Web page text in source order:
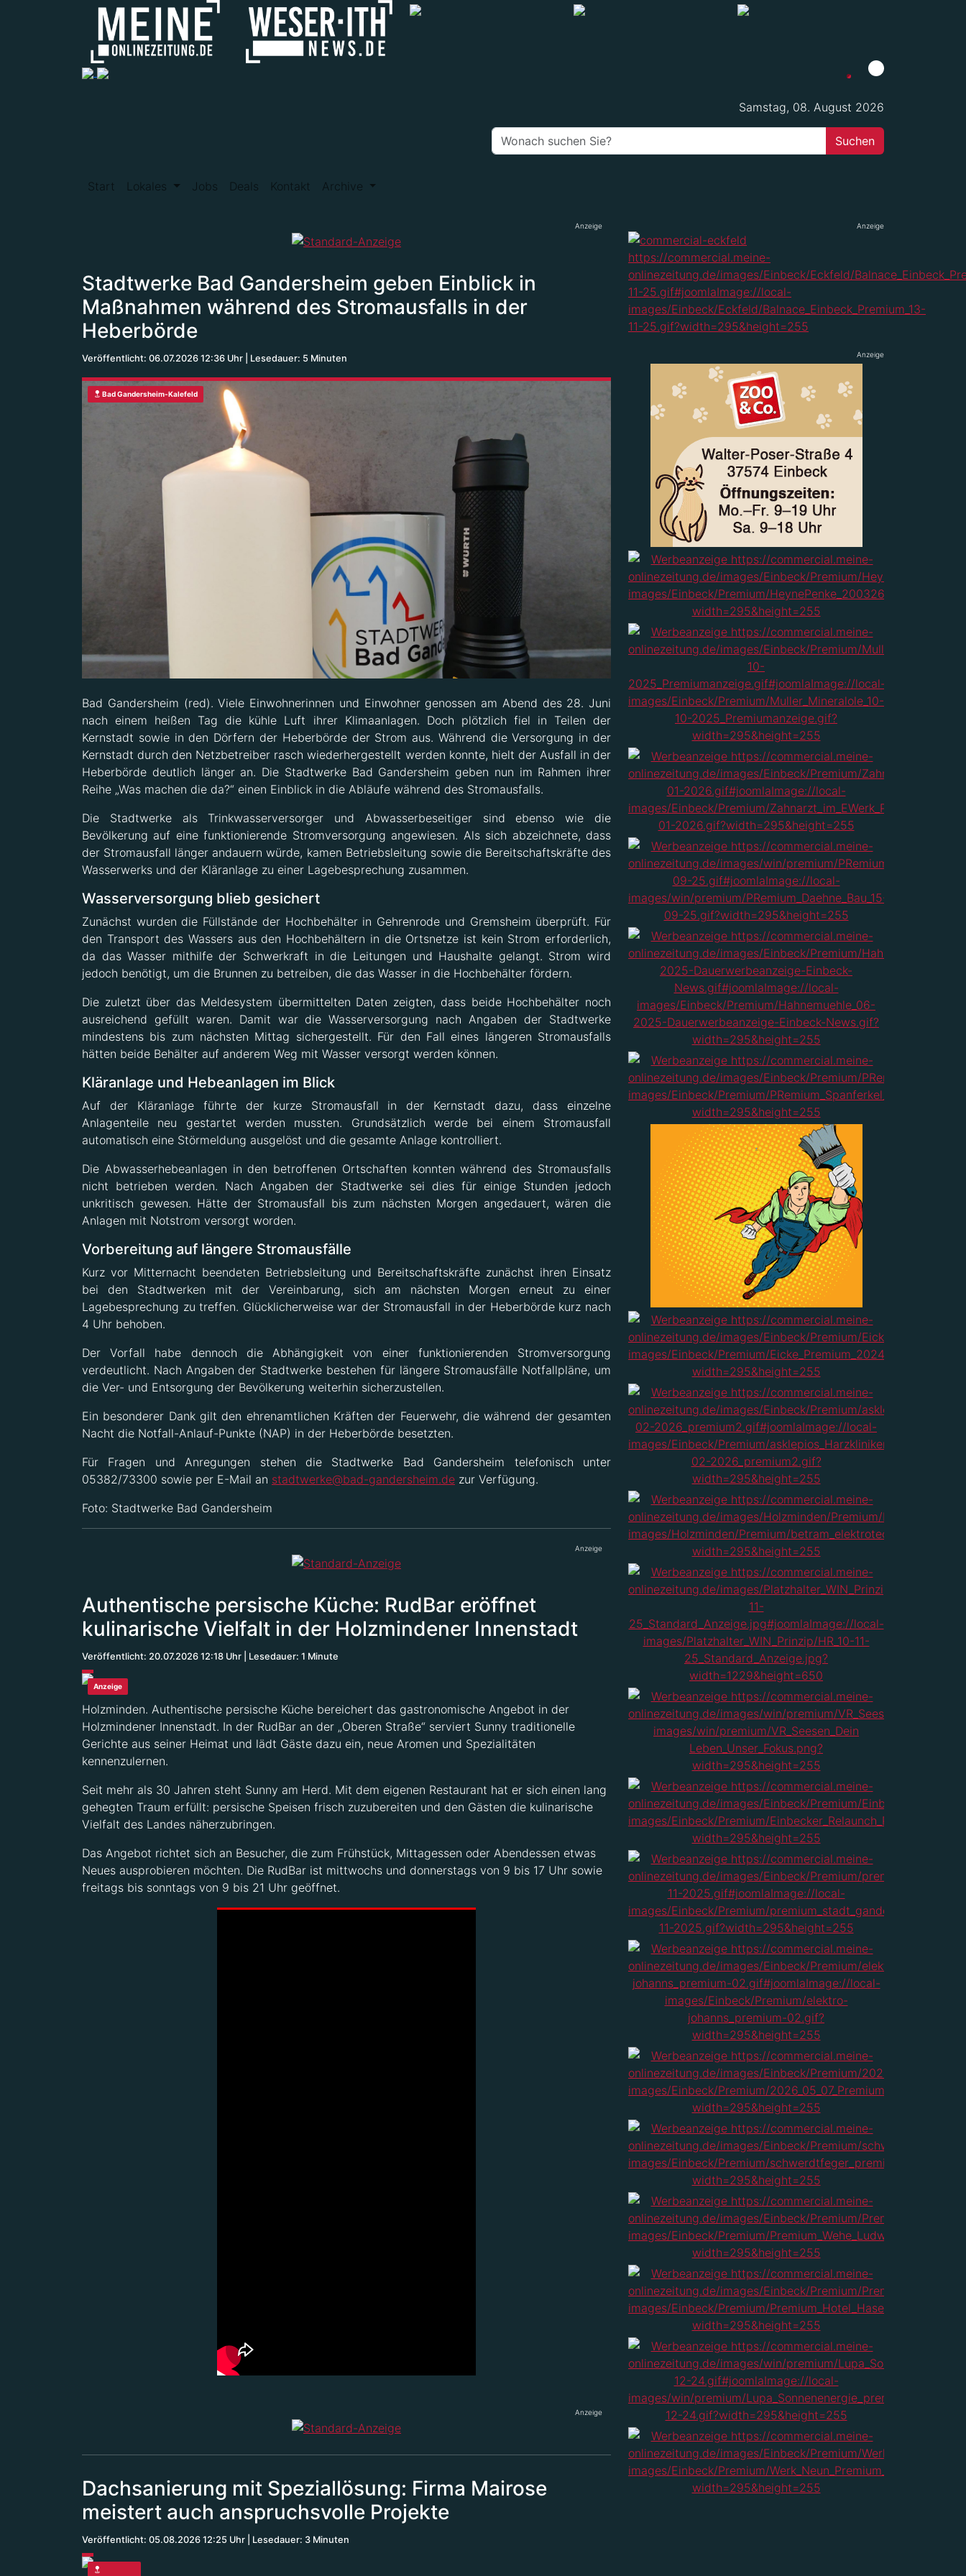
Samstag, 08. August 2026
Start Lokales Jobs Deals Kontakt Archive
Anzeige
Stadtwerke Bad Gandersheim geben Einblick in
Maßnahmen während des Stromausfalls in der
Heberbörde
Veröffentlicht: 06.07.2026 12:36 Uhr Lesedauer: 5 Minuten
Bad Gandersheim-Kalefeld
Bad Gandersheim (red). Viele Einwohnerinnen und Einwohner genossen am Abend des 28. Juni
nach einem heißen Tag die kühle Luft ihrer Klimaanlagen. Doch plötzlich fiel in Teilen der
Kernstadt sowie in den Dörfern der Heberbörde der Strom aus. Während die Versorgung in der
Kernstadt durch den Netzbetreiber rasch wiederhergestellt werden konnte, hielt der Ausfall in der
Heberbörde deutlich länger an. Die Stadtwerke Bad Gandersheim geben nun im Rahmen ihrer
Reihe „Was machen die da?“ einen Einblick in die Abläufe während des Stromausfalls.
Die Stadtwerke als Trinkwasserversorger und Abwasserbeseitiger sind ebenso wie die
Bevölkerung auf eine funktionierende Stromversorgung angewiesen. Als sich abzeichnete, dass
der Stromausfall länger andauern würde, kamen Betriebsleitung sowie die Bereitschaftskräfte des
Wasserwerks und der Kläranlage zu einer Lagebesprechung zusammen.
Wasserversorgung blieb gesichert
Zunächst wurden die Füllstände der Hochbehälter in Gehrenrode und Gremsheim überprüft. Für
den Transport des Wassers aus den Hochbehältern in die Ortsnetze ist kein Strom erforderlich,
da das Wasser mithilfe der Schwerkraft in die Leitungen und Haushalte gelangt. Strom wird
jedoch benötigt, um die Brunnen zu betreiben, die das Wasser in die Hochbehälter fördern.
Die zuletzt über das Meldesystem übermittelten Daten zeigten, dass beide Hochbehälter noch
ausreichend gefüllt waren. Damit war die Wasserversorgung nach Angaben der Stadtwerke
mindestens bis zum nächsten Mittag sichergestellt. Für den Fall eines längeren Stromausfalls
hätten beide Behälter auf anderem Weg mit Wasser versorgt werden können.
Kläranlage und Hebeanlagen im Blick
Auf der Kläranlage führte der kurze Stromausfall in der Kernstadt dazu, dass einzelne
Anlagenteile neu gestartet werden mussten. Grundsätzlich werde bei einem Stromausfall
automatisch eine Störmeldung ausgelöst und die gesamte Anlage kontrolliert.
Die Abwasserhebeanlagen in den betroffenen Ortschaften konnten während des Stromausfalls
nicht betrieben werden. Nach Angaben der Stadtwerke sei dies für einige Stunden jedoch
unkritisch gewesen. Hätte der Stromausfall bis zum nächsten Morgen angedauert, wären die
Anlagen mit Notstrom versorgt worden.
Vorbereitung auf längere Stromausfälle
Kurz vor Mitternacht beendeten Betriebsleitung und Bereitschaftskräfte zunächst ihren Einsatz
bei den Stadtwerken mit der Vereinbarung, sich am nächsten Morgen erneut zu einer
Lagebesprechung zu treffen. Glücklicherweise war der Stromausfall in der Heberbörde kurz nach
4 Uhr behoben.
Der Vorfall habe dennoch die Abhängigkeit von einer funktionierenden Stromversorgung
verdeutlicht. Nach Angaben der Stadtwerke bestehen für längere Stromausfälle Notfallpläne, um
die Ver- und Entsorgung der Bevölkerung weiterhin sicherzustellen.
Ein besonderer Dank gilt den ehrenamtlichen Kräften der Feuerwehr, die während der gesamten
Nacht die Notfall-Anlauf-Punkte (NAP) in der Heberbörde besetzten.
Für Fragen und Anregungen stehen die Stadtwerke Bad Gandersheim telefonisch unter
05382/73300 sowie per E-Mail an stadtwerke@bad-gandersheim.de zur Verfügung.
Foto: Stadtwerke Bad Gandersheim
Anzeige
Authentische persische Küche: RudBar eröffnet
kulinarische Vielfalt in der Holzmindener Innenstadt
Veröffentlicht: 20.07.2026 12:18 Uhr Lesedauer: 1 Minute
Anzeige
Holzminden. Authentische persische Küche bereichert das gastronomische Angebot in der
Holzmindener Innenstadt. In der RudBar an der „Oberen Straße“ serviert Sunny traditionelle
Gerichte aus seiner Heimat und lädt Gäste dazu ein, neue Aromen und Spezialitäten
kennenzulernen.
Seit mehr als 30 Jahren steht Sunny am Herd. Mit dem eigenen Restaurant hat er sich einen lang
gehegten Traum erfüllt: persische Speisen frisch zuzubereiten und den Gästen die kulinarische
Vielfalt des Landes näherzubringen.
Das Angebot richtet sich an Besucher, die zum Frühstück, Mittagessen oder Abendessen etwas
Neues ausprobieren möchten. Die RudBar ist mittwochs und donnerstags von 9 bis 17 Uhr sowie
freitags bis sonntags von 9 bis 21 Uhr geöffnet.
Anzeige
Dachsanierung mit Speziallösung: Firma Mairose
meistert auch anspruchsvolle Projekte
Veröffentlicht: 05.08.2026 12:25 Uhr Lesedauer: 3 Minuten
Anzeige
Anzeige